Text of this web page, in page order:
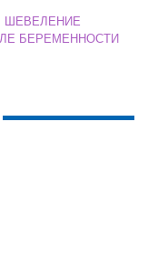
ШЕВЕЛЕНИЕ
БЕРЕМЕННОСТИ